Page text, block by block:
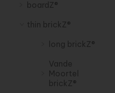
boardZ®
thin brickZ®
long brickZ®
Vande
Moortel
brickZ®